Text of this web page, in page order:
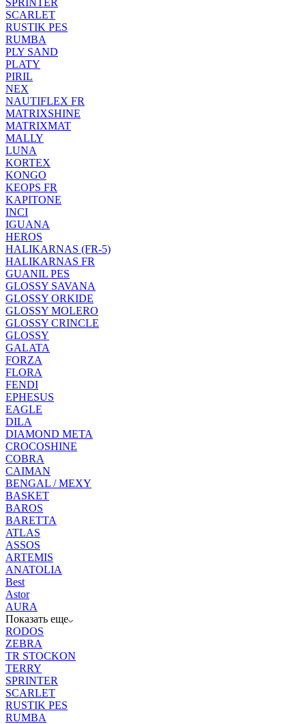
SPRINTER
SCARLET
RUSTIK PES
RUMBA
PLY SAND
PLATY
PIRIL
NEX
NAUTIFLEX FR
MATRIXSHINE
MATRIXMAT
MALLY
LUNA
KORTEX
KONGO
KEOPS FR
KAPITONE
INCI
IGUANA
HEROS
HALIKARNAS (FR-5)
HALIKARNAS FR
GUANIL PES
GLOSSY SAVANA
GLOSSY ORKIDE
GLOSSY MOLERO
GLOSSY CRINCLE
GLOSSY
GALATA
FORZA
FLORA
FENDI
EPHESUS
EAGLE
DILA
DIAMOND META
CROCOSHINE
COBRA
CAIMAN
BENGAL / MEXY
BASKET
BAROS
BARETTA
ATLAS
ASSOS
ARTEMIS
ANATOLIA
Best
Astor
AURA
Показать еще
RODOS
ZEBRA
TR STOCKON
TERRY
SPRINTER
SCARLET
RUSTIK PES
RUMBA